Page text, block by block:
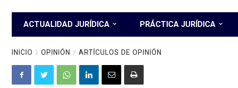
ACTUALIDAD JURÍDICA PRÁCTICA JURÍDICA
INICIO OPINIÓN ARTÍCULOS DE OPINIÓN